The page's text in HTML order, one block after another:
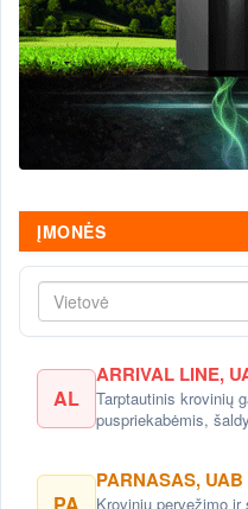
ĮMONĖS
Vietovė
AL
ARRIVAL LINE,
Tarptautinis krovinių
puspriekabėmis,
PA
PARNASAS, UAB
Krovinių pervežimo ir